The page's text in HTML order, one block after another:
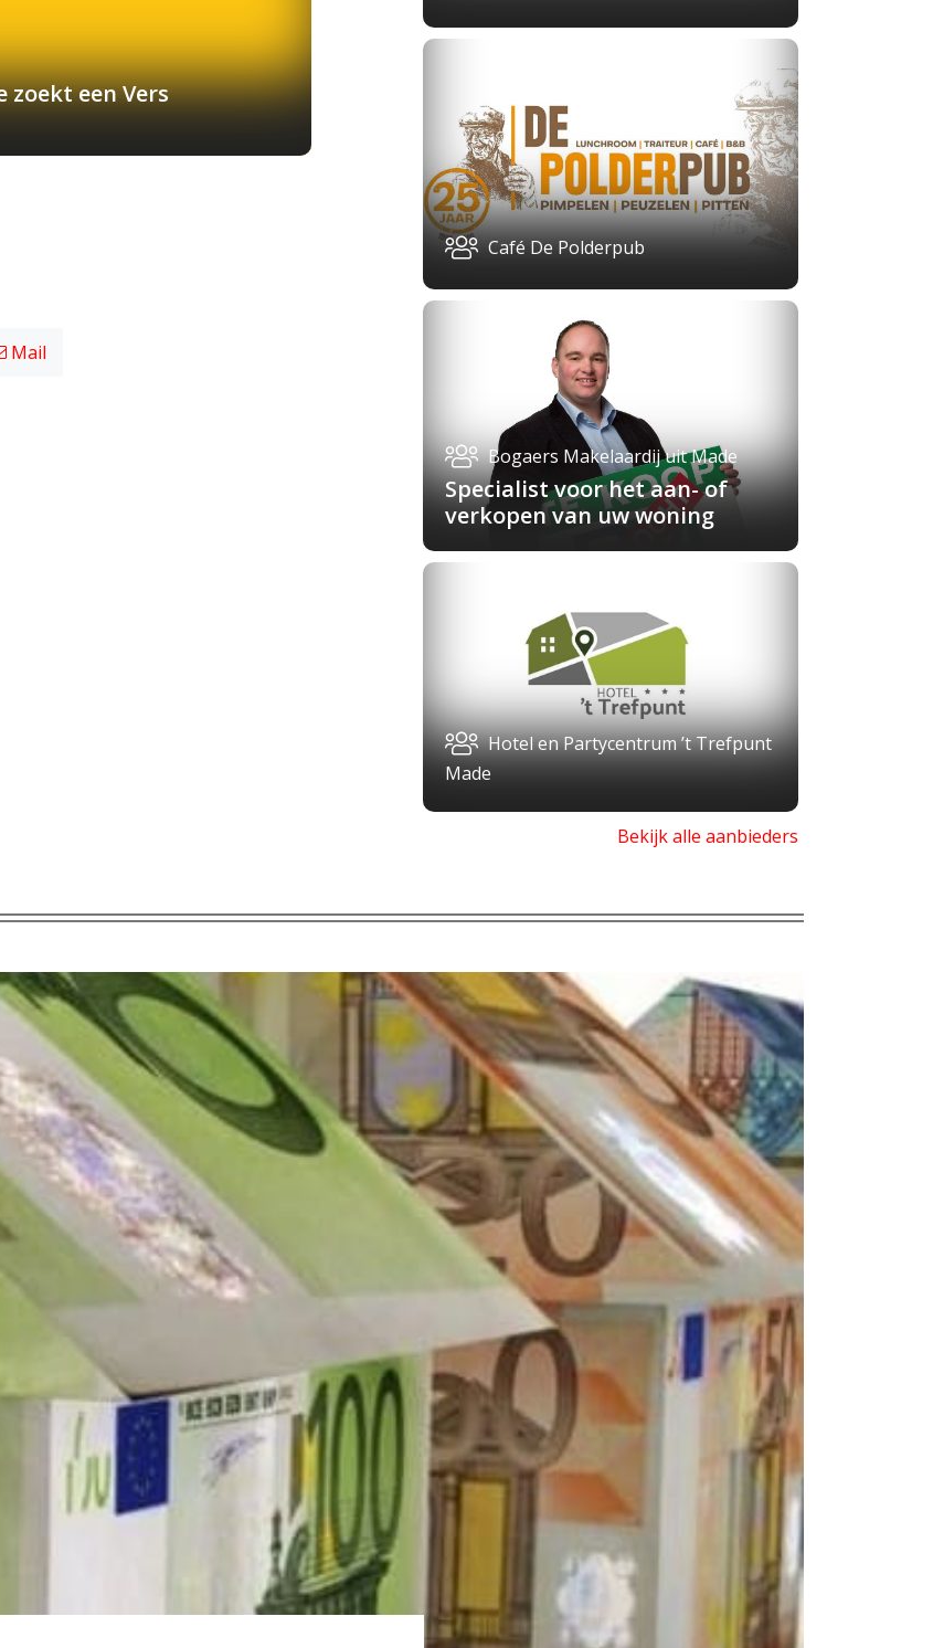
zoekt een Vers
Mail
Café De Polderpub
Bogaers Makelaardij uit Made
Specialist voor het aan- of
verkopen van uw woning
Hotel en Partycentrum ’t Trefpunt
Made
Bekijk alle aanbieders